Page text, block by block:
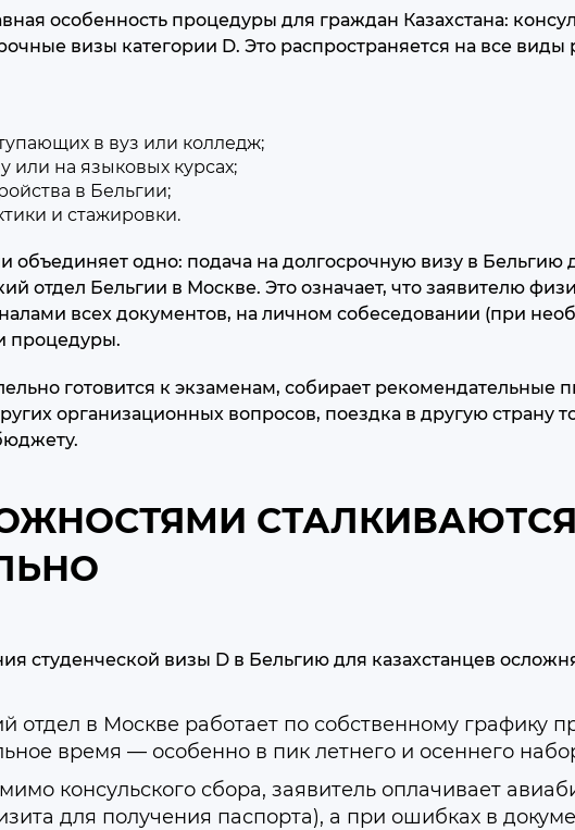
особенность процедуры для граждан Казахстана:
визы категории D. Это распространяется на все
в вуз или колледж;
или на языковых курсах;
в Бельгии;
и стажировки.
объединяет одно: подача на долгосрочную визу в Бельгию
отдел Бельгии в Москве. Это означает, что заявителю
всех документов, на личном собеседовании (при
процедуры.
готовится к экзаменам, собирает рекомендательные
организационных вопросов, поездка в другую страну
студенческой визы D в Бельгию для казахстанцев
отдел в Москве работает по собственному графику
время — особенно в пик летнего и осеннего
консульского сбора, заявитель оплачивает
для получения паспорта), а при ошибках в